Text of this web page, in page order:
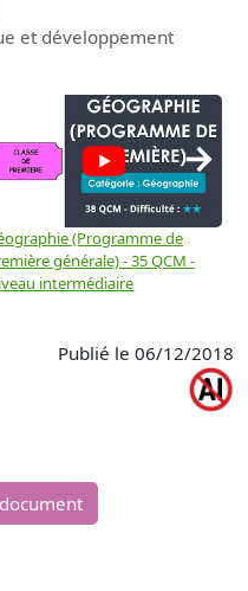
et développement
(Programme de
générale) - 35 QCM -
intermédiaire
→
Publié le 06/12/2018